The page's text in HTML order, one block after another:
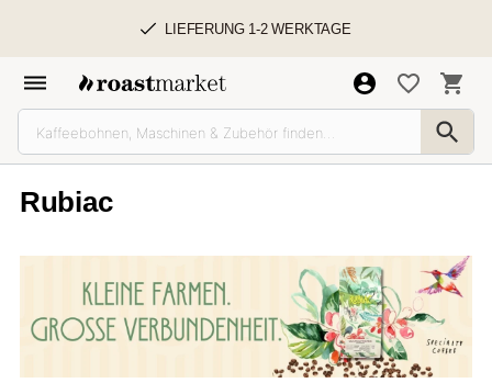
LIEFERUNG 1-2 WERKTAGE
Rubiac